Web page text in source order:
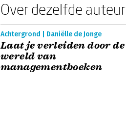
Over dezelfde auteur
Achtergrond | Daniëlle de Jonge
Laat je verleiden door de
wereld van
managementboeken